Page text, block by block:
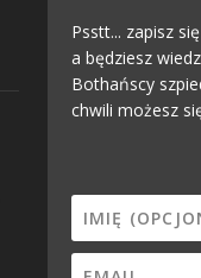
Psstt... zapisz
a będziesz
Bothańscy
chwili możesz